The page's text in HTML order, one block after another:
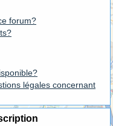
forum?
légales concernant